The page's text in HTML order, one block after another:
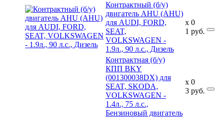
Контрактный (б/у)
двигатель AHU (AHU)
для AUDI, FORD,
SEAT,
VOLKSWAGEN -
1.9л., 90 л.с., Дизель
x
1
0
руб.
Контрактная (б/у)
КПП BKY
(001300038DX) для
SEAT, SKODA,
VOLKSWAGEN -
1.4л., 75 л.с.,
Бензиновый двигатель
x
3
0
руб.